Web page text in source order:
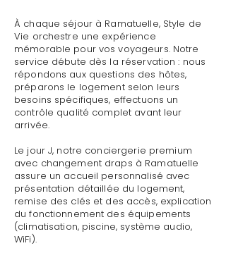
À chaque séjour à Ramatuelle, Style de
Vie orchestre une expérience
mémorable pour vos voyageurs. Notre
service débute dès la réservation : nous
répondons aux questions des hôtes,
préparons le logement selon leurs
besoins spécifiques, effectuons un
contrôle qualité complet avant leur
arrivée.
Le jour J, notre conciergerie premium
avec changement draps à Ramatuelle
assure un accueil personnalisé avec
présentation détaillée du logement,
remise des clés et des accès, explication
du fonctionnement des équipements
(climatisation, piscine, système audio,
WiFi).